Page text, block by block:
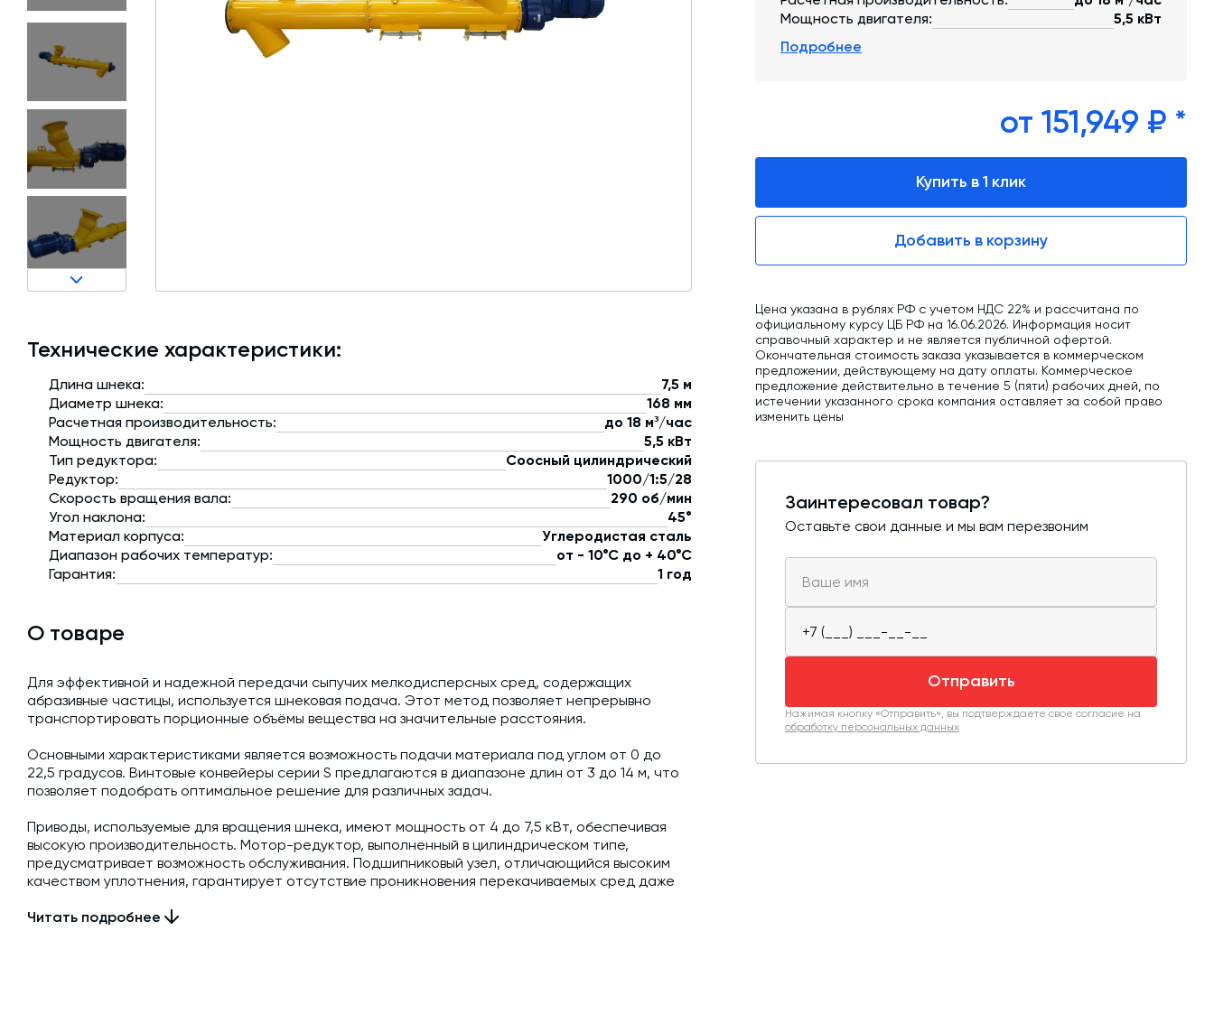
Затворы для силосов и дозаторов
Промышленные фильтры и комплектующие
Авто и Ж/Д весы
Датчики
Рециклинг
Околопрессовочное оборудование
Автоматизированные системы управления
(АСУ ТП) любой сложности
Технический аудит бетонных заводов и
производств
Проектирование технологических
Технические характеристики:
Длина шнека:
7,5 м
Диаметр шнека:
168 мм
Расчетная производительность:
до 18 м³/час
Мощность двигателя:
5,5 кВт
Тип редуктора:
Соосный цилиндрический
Редуктор:
1000/1:5/28
Скорость вращения вала:
290 об/мин
Угол наклона:
45°
Материал корпуса:
Углеродистая сталь
Диапазон рабочих температур:
от - 10°С до + 40°С
Гарантия:
1 год
О товаре
Для эффективной и надежной передачи сыпучих мелкодисперсных сред, содержащих
абразивные частицы, используется шнековая подача. Этот метод позволяет непрерывно
транспортировать порционные объёмы вещества на значительные расстояния.
Основными характеристиками является возможность подачи материала под углом от 0 до
22,5 градусов. Винтовые конвейеры серии S предлагаются в диапазоне длин от 3 до 14 м, что
позволяет подобрать оптимальное решение для различных задач.
Приводы, используемые для вращения шнека, имеют мощность от 4 до 7,5 кВт, обеспечивая
высокую производительность. Мотор-редуктор, выполненный в цилиндрическом типе,
предусматривает возможность обслуживания. Подшипниковый узел, отличающийся высоким
качеством уплотнения, гарантирует отсутствие проникновения перекачиваемых сред даже
Читать подробнее
Мощность двигателя:
5,5 кВт
Подробнее
от 151,949 ₽ *
Купить в 1 клик
Добавить в корзину
Цена указана в рублях РФ с учетом НДС 22% и рассчитана по
официальному курсу ЦБ РФ на 16.06.2026. Информация носит
справочный характер и не является публичной офертой.
Окончательная стоимость заказа указывается в коммерческом
предложении, действующему на дату оплаты. Коммерческое
предложение действительно в течение 5 (пяти) рабочих дней, по
истечении указанного срока компания оставляет за собой право
изменить цены
Заинтересовал товар?
Оставьте свои данные и мы вам перезвоним
Отправить
Нажимая кнопку «Отправить», вы подтверждаете свое согласие на
обработку персональных данных